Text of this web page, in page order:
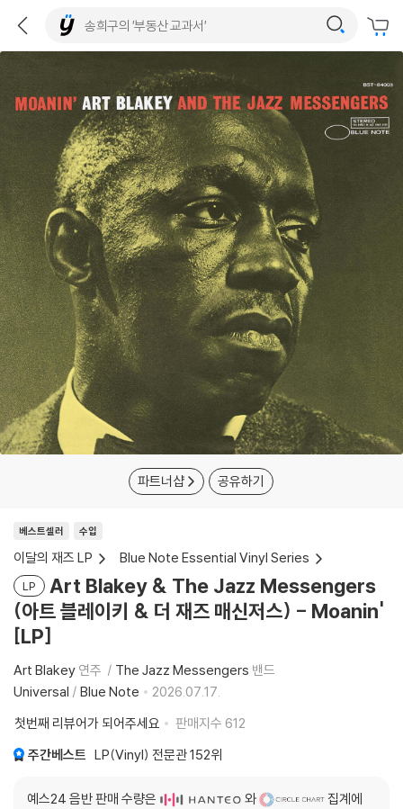
파트너샵 공유하기
베스트셀러 수입
이달의 재즈 LP Blue Note Essential Vinyl Series
LP
Art Blakey & The Jazz Messengers
(아트 블레이키 & 더 재즈 매신저스) - Moanin'
[LP]
Art Blakey 연주 The Jazz Messengers 밴드
Universal / Blue Note
2026.07.17.
첫번째 리뷰어가 되어주세요
판매지수 612
주간베스트 LP(Vinyl) 전문관152위
예스24 음반 판매 수량은 와
집계에